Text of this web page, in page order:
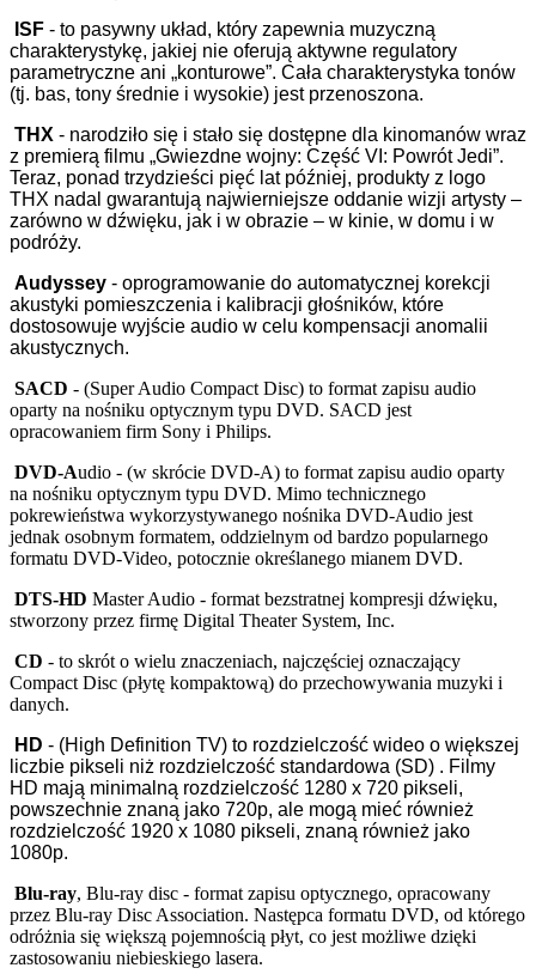
ISF - to pasywny układ, który zapewnia muzyczną
charakterystykę, jakiej nie oferują aktywne regulatory
parametryczne ani „konturowe”. Cała charakterystyka tonów
(tj. bas, tony średnie i wysokie) jest przenoszona.
THX - narodziło się i stało się dostępne dla kinomanów wraz
z premierą filmu „Gwiezdne wojny: Część VI: Powrót Jedi”.
Teraz, ponad trzydzieści pięć lat później, produkty z logo
THX nadal gwarantują najwierniejsze oddanie wizji artysty –
zarówno w dźwięku, jak i w obrazie – w kinie, w domu i w
podróży.
Audyssey - oprogramowanie do automatycznej korekcji
akustyki pomieszczenia i kalibracji głośników, które
dostosowuje wyjście audio w celu kompensacji anomalii
akustycznych.
SACD - (Super Audio Compact Disc) to format zapisu audio
oparty na nośniku optycznym typu DVD. SACD jest
opracowaniem firm Sony i Philips.
DVD-Audio - (w skrócie DVD-A) to format zapisu audio oparty
na nośniku optycznym typu DVD. Mimo technicznego
pokrewieństwa wykorzystywanego nośnika DVD-Audio jest
jednak osobnym formatem, oddzielnym od bardzo popularnego
formatu DVD-Video, potocznie określanego mianem DVD.
DTS-HD Master Audio - format bezstratnej kompresji dźwięku,
stworzony przez firmę Digital Theater System, Inc.
CD - to skrót o wielu znaczeniach, najczęściej oznaczający
Compact Disc (płytę kompaktową) do przechowywania muzyki i
danych.
HD - (High Definition TV) to rozdzielczość wideo o większej
liczbie pikseli niż rozdzielczość standardowa (SD) . Filmy
HD mają minimalną rozdzielczość 1280 x 720 pikseli,
powszechnie znaną jako 720p, ale mogą mieć również
rozdzielczość 1920 x 1080 pikseli, znaną również jako
1080p.
Blu-ray, Blu-ray disc - format zapisu optycznego, opracowany
przez Blu‑ray Disc Association. Następca formatu DVD, od którego
odróżnia się większą pojemnością płyt, co jest możliwe dzięki
zastosowaniu niebieskiego lasera.